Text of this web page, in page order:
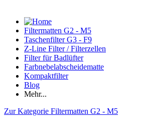
Filtermatten G2 - M5
Taschenfilter G3 - F9
Z-Line Filter / Filterzellen
Filter für Badlüfter
Farbnebelabscheidematte
Kompaktfilter
Blog
Mehr...
Zur Kategorie Filtermatten G2 - M5